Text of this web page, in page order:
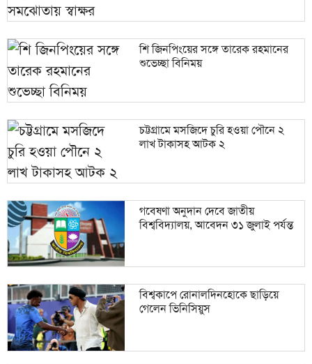
শি জিনপিংয়ের সঙ্গে তারেক রহমানের
শুভেচ্ছা বিনিময়
চট্টগ্রামে মসজিদে চুরি হওয়া পৌনে ২
লাখ টাকাসহ আটক ২
গবেষণা অনুদান দেবে জাতীয়
বিশ্ববিদ্যালয়, আবেদন ৩১ জুলাই পর্যন্ত
বিশ্বকাপে রোনালদিনহোকে ছাড়িয়ে
গেলেন ভিনিসিয়ুস